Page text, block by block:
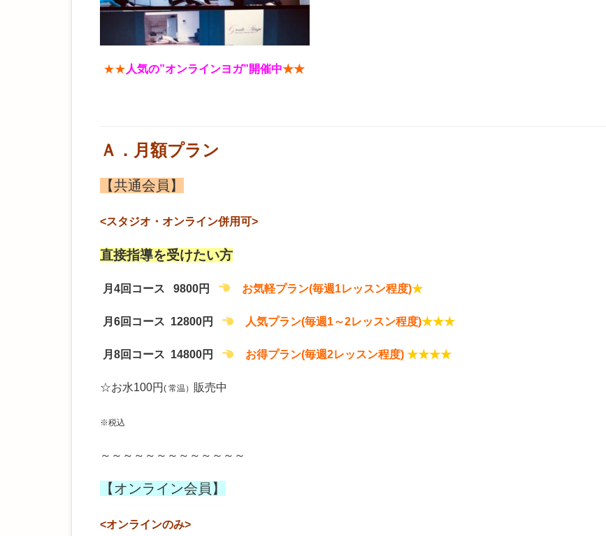
★★ 人気の”オンラインヨガ”開催中★★
Ａ．月額プラン
【共通会員】
<スタジオ・オンライン併用可>
直接指導を受けたい方
月4回コース 9800円 お気軽プラン(毎週1レッスン程度)★
月6回コース 12800円 人気プラン(毎週1～2レッスン程度)★★★
月8回コース 14800円 お得プラン(毎週2レッスン程度) ★★★★
☆お水100円 ( 常温） 販売中
※税込
～～～～～～～～～～～～～
【オンライン会員】
<オンラインのみ>